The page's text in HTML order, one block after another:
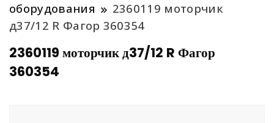
оборудования
2360119 моторчик
д37/12 R Фагор 360354
2360119 моторчик д37/12 R Фагор
360354